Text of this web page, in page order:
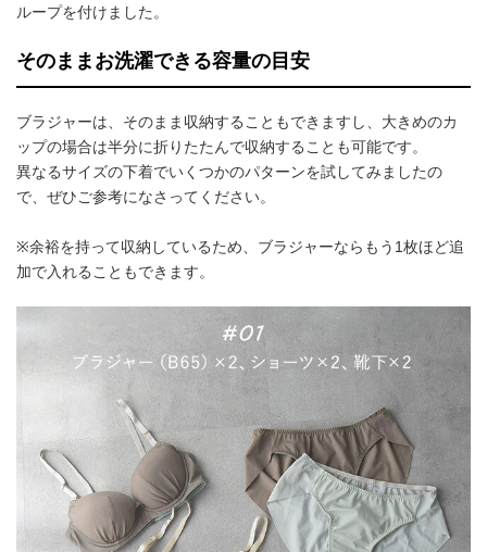
ループを付けました。
そのままお洗濯できる容量の目安
ブラジャーは、そのまま収納することもできますし、大きめのカ
ップの場合は半分に折りたたんで収納することも可能です。
異なるサイズの下着でいくつかのパターンを試してみましたの
で、ぜひご参考になさってください。
※余裕を持って収納しているため、ブラジャーならもう1枚ほど追
加で入れることもできます。